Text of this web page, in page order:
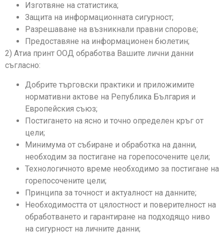
Изготвяне на статистика;
Защита на информационната сигурност;
Разрешаване на възникнали правни спорове;
Предоставяне на информационен бюлетин;
2) Атиа принт ООД обработва Вашите лични данни
съгласно:
Добрите търговски практики и приложимите
нормативни актове на Република България и
Европейския съюз;
Постигането на ясно и точно определен кръг от
цели;
Минимума от събиране и обработка на данни,
необходим за постигане на горепосочените цели;
Технологичното време необходимо за постигане на
горепосочените цели;
Принципа за точност и актуалност на данните;
Необходимостта от цялостност и поверителност на
обработването и гарантиране на подходящо ниво
на сигурност на личните данни;